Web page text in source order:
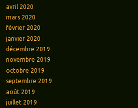
avril 2020
mars 2020
février 2020
janvier 2020
décembre 2019
novembre 2019
octobre 2019
septembre 2019
août 2019
juillet 2019